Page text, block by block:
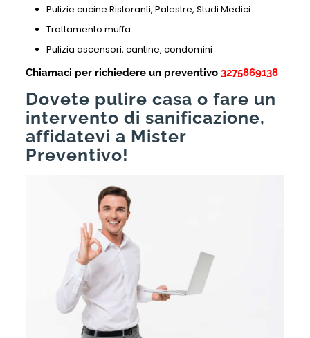
Pulizie cucine Ristoranti, Palestre, Studi Medici
Trattamento muffa
Pulizia ascensori, cantine, condomini
Chiamaci per richiedere un preventivo 3275869138
Dovete pulire casa o fare un
intervento di sanificazione,
affidatevi a Mister
Preventivo!